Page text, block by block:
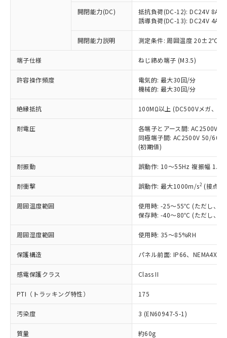
開閉能力(DC)
抵抗負荷(DC-12): DC24V 8A/
誘導負荷(DC-13): DC24V 4A/
開閉能力説明 測定条件: 周囲温度 20±2℃、
端子仕様 ねじ締め端子 (M3.5)
許容操作頻度
電気的: 最大30回/分
機械的: 最大30回/分
絶縁抵抗 100MΩ以上 (DC500Vメガ、点
耐電圧
各端子とアース間: AC2500V
同極端子間: AC2500V 50/
(初期値)
耐振動 誤動作: 10～55Hz 複振幅
耐衝撃 誤動作: 最大1000m/s2 (接点
周囲温度範囲
使用時: -25～55℃ (ただし、氷
保存時: -40～80℃ (ただし、氷
周囲湿度範囲 使用時: 35～85%RH
保護構造 パネル前面: IP66、NEMA4X,
感電保護クラス Class II
PTI（トラッキング特性） 175
汚染度 3 (EN60947-5-1)
質量 約60g
商品の当社在庫状況および標準価格
(税抜)を提供させていただくもので
当社制御機器事業取扱商品の中には、
本サービスの対象外となる商品もある
ことをご了承ください。
在庫状況および標準価格照会結果は、
記載している更新日時点での社内デー
タに基づき作成されるものであり、閲
覧された時点での実際の在庫および標
準価格とは異なる場合があることをご
正式な納期状況および標準価格はお客
様のお取引先、またはお客様担当のオ
ムロン制御機器販売店・当社販売員に
オムロン制御機器販売店や当社販売拠
販売ネットワーク
」をご確認
在庫状況および標準価格結果を当社の
事前の承諾なく第三者に漏洩または開
示しないようお願いします。
マイパーツ機能（部品リスト作成サー
ビス）をご利用いただくには、I-Web
メンバーズにご登録されている必要が
あります。
お客様が当ウェブサイト上で当社にご
登録された部品リストについて、当社
および当社の共同利用者が、当社の製
品・サービスに関するお客様との取
引・商談に必要な範囲で利用すること
非含有の対応状況を調査中または確認中の
非該当品：ライセンス料など無形物で、有
害物質有無と関係のない商品です。
いたものが、含有品と判明した場合などや
むを得ず変更することがあります。
鉛(Pb) 1000ppm以下、 水銀(Hg) 1000ppm以下、 カド
六価クロム(Cr(Ⅵ)) 1000ppm以下、ポリ臭化ビフェニル
類(PBB) 1000ppm以下、ポリ臭化ジフェニルエーテル類
(PBDE) 1000ppm以下、フタル酸ビス(2-エチルヘキシ
ル) (DEHP)(別名：DOP) 1000ppm以下、フタル酸ブチ
ルベンジル（BBP） 1000ppm以下、フタル酸ジブチル
（DBP） 1000ppm以下、フタル酸ジイソブチル
但し、RoHS指令で産業用監視および制御機器に対する
図的な使用がないことを確認しています。
部品在庫の切り替え状況などにより、予定
月が前後することがあります。
※3 非含有証明書ダウンロード
下記の非含有証明書をダウンロードするこ
「○」：最大均質材料含有率が中国RoHSの
基準値以下であることを示します。
「×」：最大均質材料含有率が中国RoHSの
基準値を超えていることを示します。
「－」：未確認です。当社販売部門へお問
い合わせください。
*中国RoHS10物質の基準値 (GB/T26572)：
Pb(鉛) :1000ppm、 Hg(水銀) : 1000ppm、 Cd(カドミウ
ム) : 100ppm、
Cr(Ⅵ)(六価クロム) : 1000ppm、 PBBs(ポリ臭化ビフェ
ニル類) : 1000ppm、 PBDEs(ポリ臭化ジフェニルエーテ
DBP(フタル酸ジブチル) : 1000ppm、 DIBP(フタル酸ジ
イソブチル) : 1000ppm、 BBP(フタル酸ブチルベンジ
DEHP(フタル酸ビス(2-エチルヘキシル)) : 1000ppm
「ｅ」：有害物質（10物質）のすべてが基
準値以下であることを示します。
「10」：通常の使用状況下において有害物
質が外部に漏えいし、環境に深刻な影響を
及ぼさない年数を意味します。
「－」：未確認です。当社販売部門へお問
当社は、これら貴社製品のうち、外国
為替および外国貿易法に定める商品
（以下｢規制貨物等」という）を輸出
または国外への提供する場合は、日本
国政府の輸出許可(または役務取引許
可)を取得するなどの必要な手続きを
当社は規制貨物を破棄する場合は、完
全に破砕するなど、違法に輸出されな
いよう必要な手段を講じます。
当社は貴社製品を、核兵器、ミサイ
ル、化学兵器、生物兵器またはその他
武器並びにこれらの製造装置等に一切
当社は、貴社製品を第三者に販売する
場合は、上記1、2および3の内容を当
該第三者に通知します。また当社は、
販売先および販売に係わる関係者が違
法に輸出するおそれがある場合は、取
り引きをいたしません。
キャンセル
一定数以上の在庫あり
一定数には満たないが在庫あり
在庫なし(最新の在庫状況につ
いては、お客様のお取引先、ま
たはお客様担当のオムロン制御
機器販売店・当社販売員にご確
受注生産機種、また在庫状況の
情報を公開していない機種